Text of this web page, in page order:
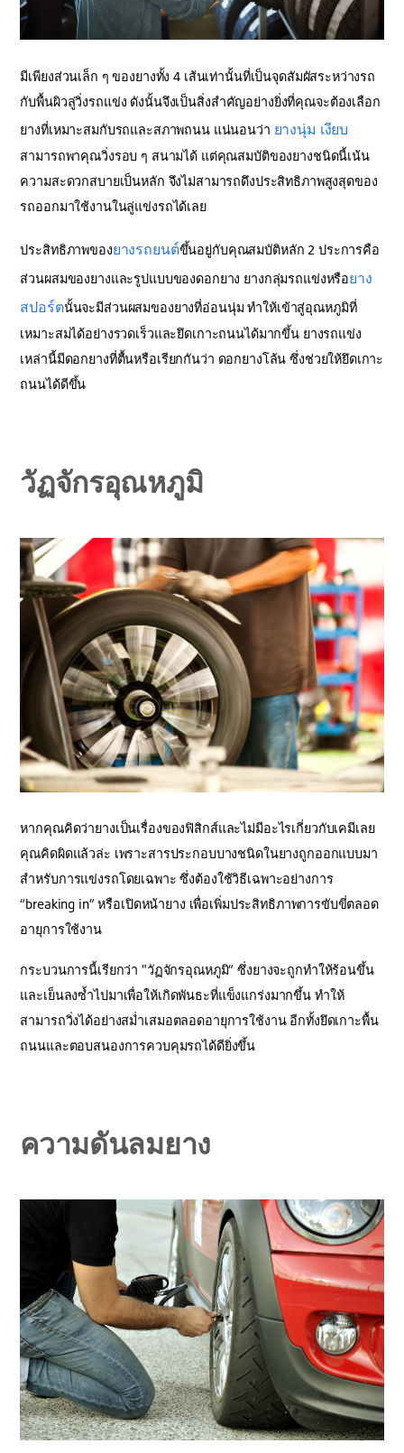
มีเพียงส่วนเล็ก ๆ ของยางทั้ง 4 เส้นเท่านั้นที่เป็นจุดสัมผัสระหว่างรถ
กับพื้นผิวลู่วิ่งรถแข่ง ดังนั้นจึงเป็นสิ่งสำคัญอย่างยิ่งที่คุณจะต้องเลือก
ยางที่เหมาะสมกับรถและสภาพถนน แน่นอนว่า ยางนุ่ม เงียบ
สามารถพาคุณวิ่งรอบ ๆ สนามได้ แต่คุณสมบัติของยางชนิดนี้เน้น
ความสะดวกสบายเป็นหลัก จึงไม่สามารถดึงประสิทธิภาพสูงสุดของ
รถออกมาใช้งานในลู่แข่งรถได้เลย
ประสิทธิภาพของยางรถยนต์ขึ้นอยู่กับคุณสมบัติหลัก 2 ประการคือ
ส่วนผสมของยางและรูปแบบของดอกยาง ยางกลุ่มรถแข่งหรือยาง
สปอร์ตนั้นจะมีส่วนผสมของยางที่อ่อนนุ่ม ทำให้เข้าสู่อุณหภูมิที่
เหมาะสมได้อย่างรวดเร็วและยึดเกาะถนนได้มากขึ้น ยางรถแข่ง
เหล่านี้มีดอกยางที่ตื้นหรือเรียกกันว่า ดอกยางโล้น ซึ่งช่วยให้ยึดเกาะ
ถนนได้ดีขึ้น
วัฏจักรอุณหภูมิ
หากคุณคิดว่ายางเป็นเรื่องของฟิสิกส์และไม่มีอะไรเกี่ยวกับเคมีเลย
คุณคิดผิดแล้วล่ะ เพราะสารประกอบบางชนิดในยางถูกออกแบบมา
สำหรับการแข่งรถโดยเฉพาะ ซึ่งต้องใช้วิธีเฉพาะอย่างการ
“breaking in” หรือเปิดหน้ายาง เพื่อเพิ่มประสิทธิภาพการขับขี่ตลอด
อายุการใช้งาน
กระบวนการนี้เรียกว่า "วัฏจักรอุณหภูมิ” ซึ่งยางจะถูกทำให้ร้อนขึ้น
และเย็นลงซ้ำไปมาเพื่อให้เกิดพันธะที่แข็งแกร่งมากขึ้น ทำให้
สามารถวิ่งได้อย่างสม่ำเสมอตลอดอายุการใช้งาน อีกทั้งยึดเกาะพื้น
ถนนและตอบสนองการควบคุมรถได้ดียิ่งขึ้น
ความดันลมยาง